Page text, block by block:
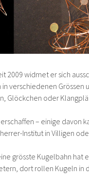
2009 widmet er sich
verschiedenen Grössen
Glöckchen oder
– einige davon
Institut in Villigen
grösste Kugelbahn hat
dort rollen Kugeln in